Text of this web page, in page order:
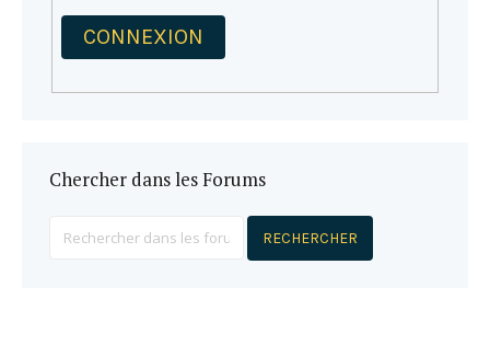
CONNEXION
Chercher dans les Forums